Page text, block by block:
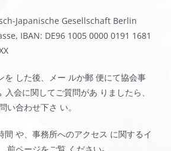
Japanische Gesellschaft Berlin
IBAN: DE96 1005 0000 0191 1681
を した後、メー ルか郵 便にて協会事
会に関してご質問があ りましたら、
い合わせ下さ い。
間 や、事務所へのアクセス に関するイ